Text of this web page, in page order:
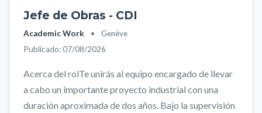
Jefe de Obras - CDI
Academic Work •
Genève
Publicado: 07/08/2026
Acerca del rolTe unirás al equipo encargado de llevar
a cabo un importante proyecto industrial con una
duración aproximada de dos años. Bajo la supervisión